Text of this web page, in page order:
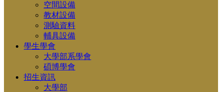
空間設備
教材設備
測驗資料
輔具設備
學生學會
大學部系學會
碩博學會
招生資訊
大學部